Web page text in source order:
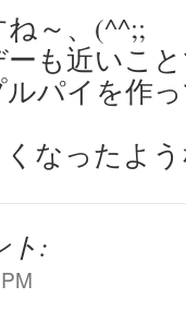
～、(^^;;
も近いこ
パイを作
なったよ
ト: